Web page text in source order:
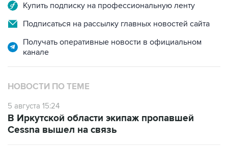
Купить подписку на профессиональную ленту
Подписаться на рассылку главных новостей сайта
Получать оперативные новости в официальном
канале
НОВОСТИ ПО ТЕМЕ
5 августа 15:24
В Иркутской области экипаж пропавшей
Cessna вышел на связь